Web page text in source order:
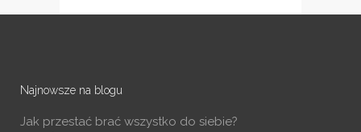
Najnowsze na blogu
Jak przestać brać wszystko do siebie?